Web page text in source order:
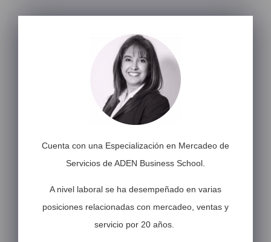
Cuenta con una Especialización en Mercadeo de
Servicios de ADEN Business School.
A nivel laboral se ha desempeñado en varias
posiciones relacionadas con mercadeo, ventas y
servicio por 20 años.